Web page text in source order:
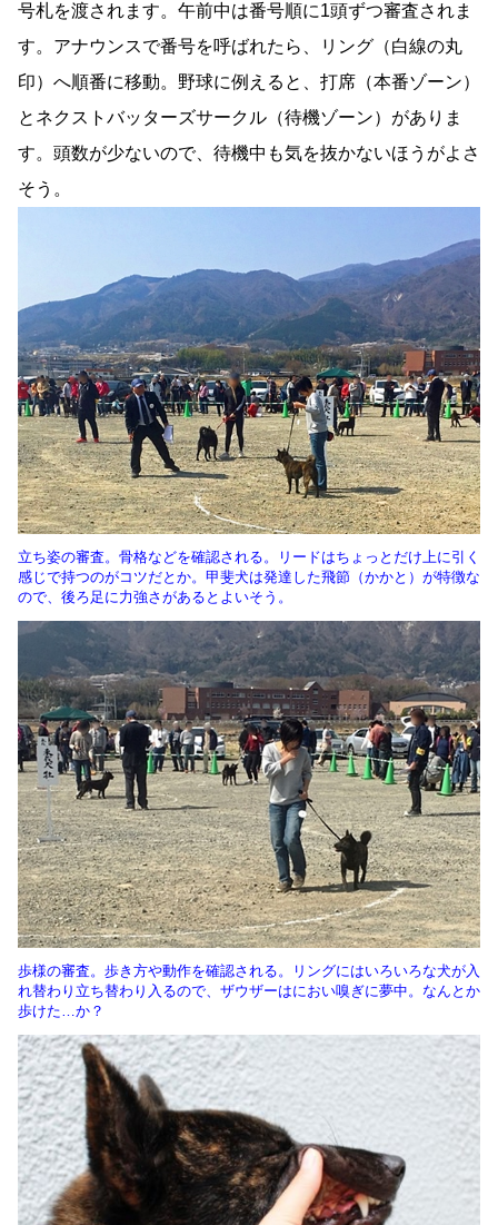
号札を渡されます。午前中は番号順に1頭ずつ審査されま
す。アナウンスで番号を呼ばれたら、リング（白線の丸
印）へ順番に移動。野球に例えると、打席（本番ゾーン）
とネクストバッターズサークル（待機ゾーン）がありま
す。頭数が少ないので、待機中も気を抜かないほうがよさ
そう。
立ち姿の審査。骨格などを確認される。リードはちょっとだけ上に引く
感じで持つのがコツだとか。甲斐犬は発達した飛節（かかと）が特徴な
ので、後ろ足に力強さがあるとよいそう。
歩様の審査。歩き方や動作を確認される。リングにはいろいろな犬が入
れ替わり立ち替わり入るので、ザウザーはにおい嗅ぎに夢中。なんとか
歩けた…か？